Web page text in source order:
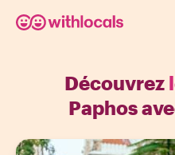
Découvrez
Paphos